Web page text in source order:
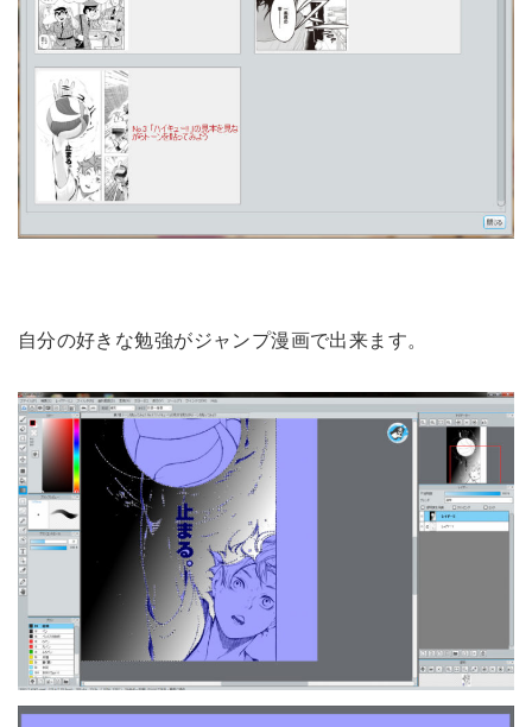
自分の好きな勉強がジャンプ漫画で出来ます。